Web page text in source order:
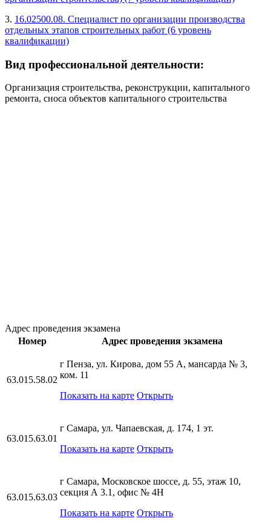
3. 16.02500.08. Специалист по организации производства
отдельных этапов строительных работ (6 уровень
квалификации)
Вид профессиональной деятельности:
Организация строительства, реконструкции, капитального
ремонта, сноса объектов капитального строительства
Адрес проведения экзамена
Номер
Адрес проведения экзамена
63.015.58.02
г Пенза, ул. Кирова, дом 55 А, мансарда № 3,
ком. 11
Показать на карте Открыть
63.015.63.01
г Самара, ул. Чапаевская, д. 174, 1 эт.
Показать на карте Открыть
63.015.63.03
г Самара, Московское шоссе, д. 55, этаж 10,
секция А 3.1, офис № 4Н
Показать на карте Открыть